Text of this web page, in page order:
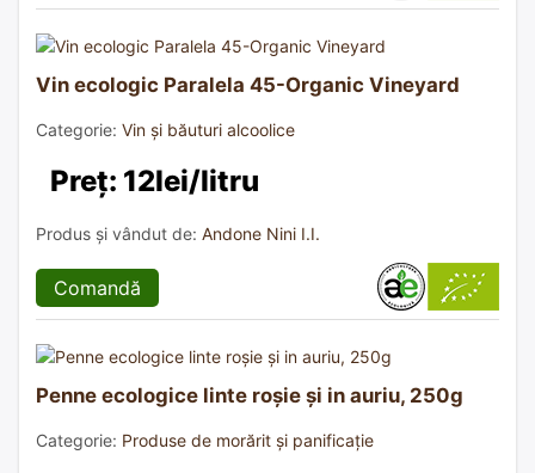
Vin ecologic Paralela 45-Organic Vineyard
Categorie: Vin și băuturi alcoolice
Preț: 12lei/litru
Produs și vândut de: Andone Nini I.I.
Comandă
Penne ecologice linte roșie și in auriu, 250g
Categorie: Produse de morărit și panificație